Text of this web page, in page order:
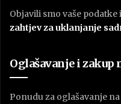
Objavili smo vaše
zahtjev za uklanjanje
Oglašavanje i zakup
Ponudu za oglašavanje